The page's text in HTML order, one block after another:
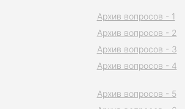
Архив вопросов - 1
Архив вопросов - 2
Архив вопросов - 3
Архив вопросов - 4
Архив вопросов - 5